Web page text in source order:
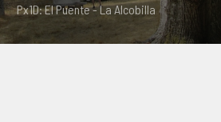
Px1D: El Puente - La Alcobilla